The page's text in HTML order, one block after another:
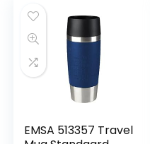
EMSA 513357 Travel